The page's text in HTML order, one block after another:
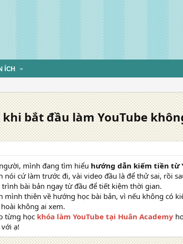
ÍCH
bắt đầu làm YouTube
mình đang tìm hiểu hướng dẫn kiếm tiền từ
nói cứ làm trước đi, vài video đầu là để thử sai, rồi
trình bài bản ngay từ đầu để tiết kiệm thời gian.
mình thiên về hướng học bài bản, vì nếu không có
không ai xem.
từng học khóa làm YouTube tại Huân Academy
ạ!